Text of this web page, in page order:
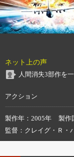
ネット上の声
人間消失3部作を
アクション
製作年 2005年 製作
監督
クレイグ・Ｒ・